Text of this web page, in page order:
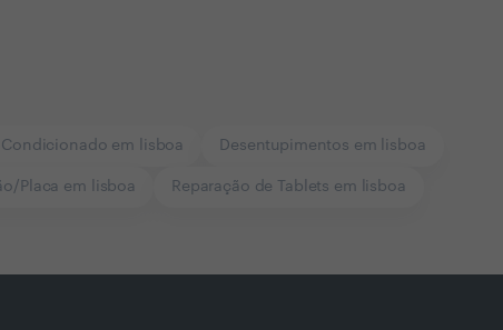
Condicionado em lisboa Desentupimentos em lisboa
Placa em lisboa Reparação de Tablets em lisboa